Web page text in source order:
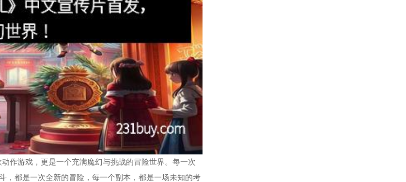
作游戏，更是一个充满魔幻与挑战的冒险世界。每一次
，都是一次全新的冒险，每一个副本，都是一场未知的考